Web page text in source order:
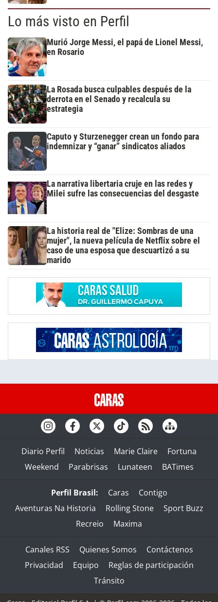
Lo más visto en Perfil
Murió Jorge Messi, el papá de Lionel Messi,
en Rosario
La Rosada busca culpables después de la
derrota en el Senado y recalcula su
estrategia
Caputo y Sturzenegger crean un fondo para
indemnizar y “ganar” sindicatos aliados
La narrativa libertaria cruje en las redes y
Milei sufre las consecuencias del desgaste
La historia real de "Elize: Sombras de una
mujer", la nueva película de Netflix sobre el
caso de una esposa que descuartizó a su
marido
Diario Perfil Noticias Marie Claire
Fortuna
Weekend
Parabrisas Lunateen BATimes
Perfil Brasil: Caras
Contigo
Aventuras Na Historia
Rolling Stone
Sport Buzz
Recreio
Maxima
Canales RSS Quienes Somos
Contáctenos
Privacidad
Equipo
Reglas de participación
Tránsito